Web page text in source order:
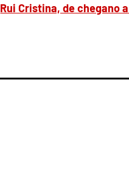
Rui Cristina, de chegano a